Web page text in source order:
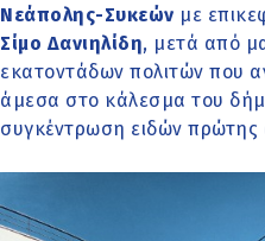
Νεάπολης-Συκεών με
Σίμο Δανιηλίδη, μετά από
εκατοντάδων πολιτών που
άμεσα στο κάλεσμα του
συγκέντρωση ειδών πρώτης